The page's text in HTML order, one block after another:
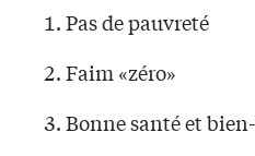
Pas de pauvreté
Faim «zéro»
Bonne santé et